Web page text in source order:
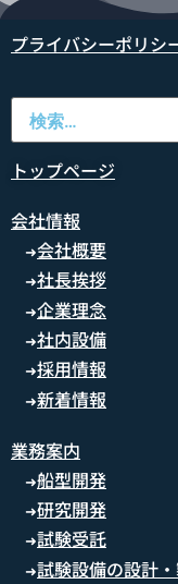
プライバシーポリシ
トップページ
会社情報
➜会社概要
➜社長挨拶
➜企業理念
➜社内設備
➜採用情報
➜新着情報
業務案内
➜船型開発
➜研究開発
➜試験受託
➜試験設備の設計